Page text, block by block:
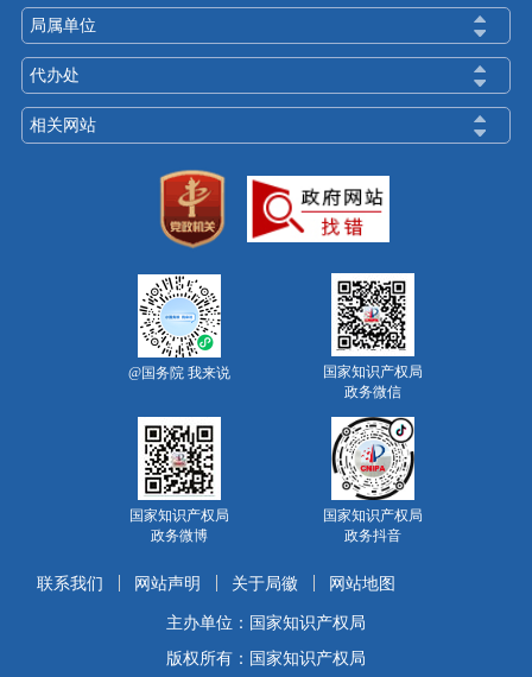
局属单位
代办处
相关网站
@国务院 我来说
国家知识产权局
政务微信
国家知识产权局
政务微博
国家知识产权局
政务抖音
联系我们 网站声明 关于局徽 网站地图
主办单位：国家知识产权局
版权所有：国家知识产权局